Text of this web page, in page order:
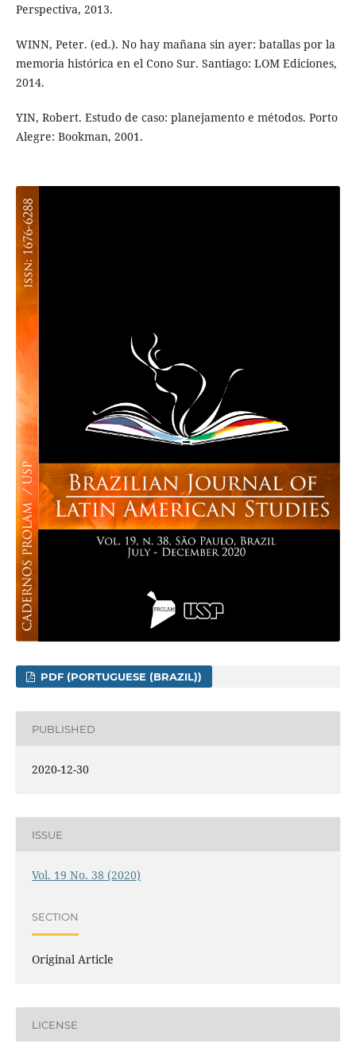
Perspectiva, 2013.
WINN, Peter. (ed.). No hay mañana sin ayer: batallas por la
memoria histórica en el Cono Sur. Santiago: LOM Ediciones,
2014.
YIN, Robert. Estudo de caso: planejamento e métodos. Porto
Alegre: Bookman, 2001.
PDF (PORTUGUESE (BRAZIL))
PUBLISHED
2020-12-30
ISSUE
Vol. 19 No. 38 (2020)
SECTION
Original Article
LICENSE